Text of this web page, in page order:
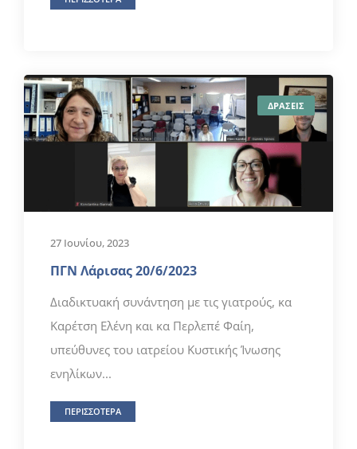
ΔΡΑΣΕΙΣ
27 Ιουνίου, 2023
ΠΓΝ Λάρισας 20/6/2023
Διαδικτυακή συνάντηση με τις γιατρούς, κα
Καρέτση Ελένη και κα Περλεπέ Φαίη,
υπεύθυνες του ιατρείου Κυστικής Ίνωσης
ενηλίκων...
ΠΕΡΙΣΣΟΤΕΡΑ